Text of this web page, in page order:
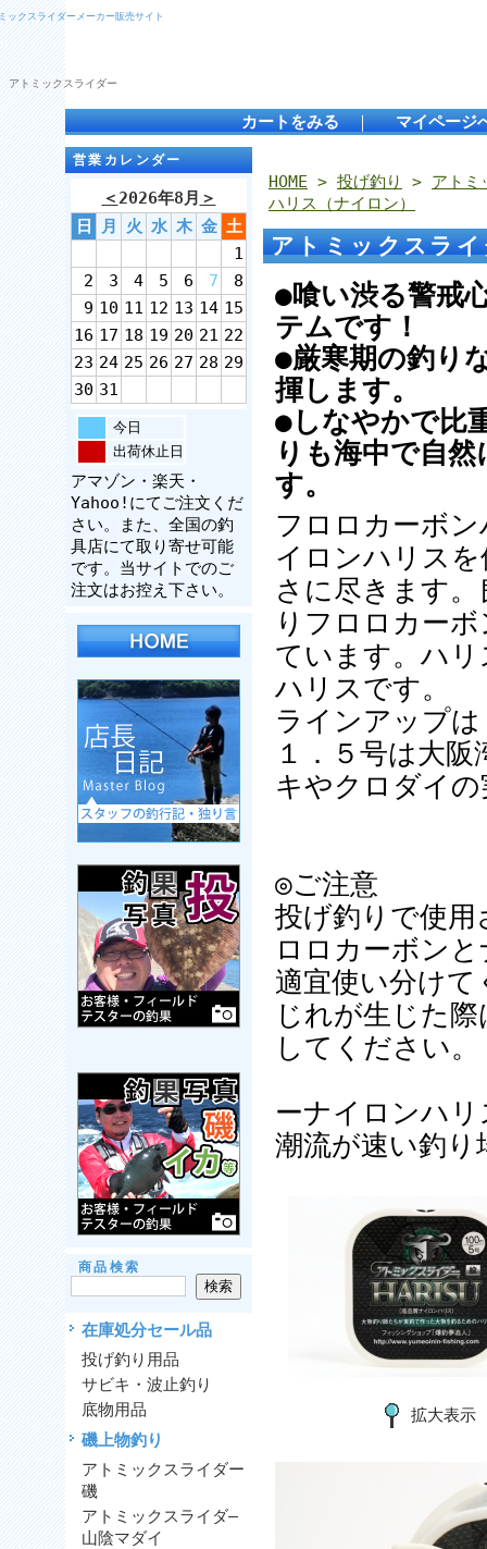
ックスライダーメーカー販売サイト
トミックスライダー
カートをみる ｜ マイページ
営業カレンダー
＜2026年8月 ＞
日
月 火 水 木 金 土
1
2
3 4 5 6 7
8
9 10 11 12 13 14 15
16 17 18 19 20 21 22
23 24 25 26 27 28 29
30 31
今日
出荷休止日
アマゾン・楽天・
Yahoo!にてご注文くだ
さい。また、全国の釣
具店にて取り寄せ可能
です。当サイトでのご
注文はお控え下さい。
商品検索
在庫処分セール品
投げ釣り用品
サビキ・波止釣り
底物用品
磯上物釣り
アトミックスライダー
磯
アトミックスライダ―
山陰マダイ
HOME > 投げ釣り > アトミ
ハリス（ナイロン）
アトミックスラ
●喰い渋る警戒
テムです！
●厳寒期の釣り
揮します。
●しなやかで比
りも海中で自
す。
フロロカーボ
イロンハリス
さに尽きます
りフロロカー
ています。ハ
ハリスです。
ラインアップ
１．５号は大
キやクロダイ
◎ご注意
投げ釣りで使
ロロカーボン
適宜使い分け
じれが生じた
してください
ーナイロン
潮流が速い釣
拡大表示